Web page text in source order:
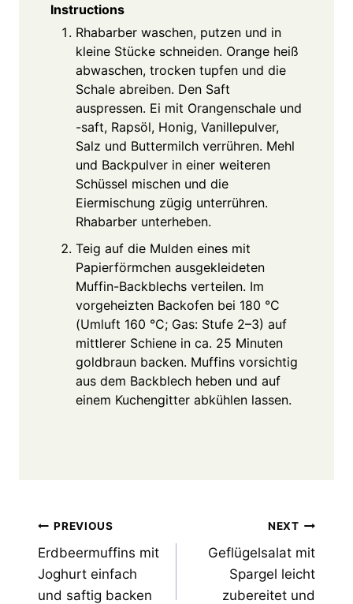
Instructions
Rhabarber waschen, putzen und in
kleine Stücke schneiden. Orange heiß
abwaschen, trocken tupfen und die
Schale abreiben. Den Saft
auspressen. Ei mit Orangenschale und
-saft, Rapsöl, Honig, Vanillepulver,
Salz und Buttermilch verrühren. Mehl
und Backpulver in einer weiteren
Schüssel mischen und die
Eiermischung zügig unterrühren.
Rhabarber unterheben.
Teig auf die Mulden eines mit
Papierförmchen ausgekleideten
Muffin-Backblechs verteilen. Im
vorgeheizten Backofen bei 180 °C
(Umluft 160 °C; Gas: Stufe 2–3) auf
mittlerer Schiene in ca. 25 Minuten
goldbraun backen. Muffins vorsichtig
aus dem Backblech heben und auf
einem Kuchengitter abkühlen lassen.
Post
navigation
PREVIOUS
Erdbeermuffins mit
Joghurt einfach
und saftig backen
NEXT
Geflügelsalat mit
Spargel leicht
zubereitet und